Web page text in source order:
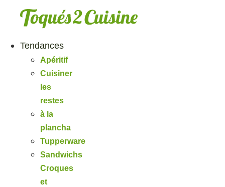
Tendances
Apéritif
Cuisiner
les
restes
à la
plancha
Tupperware
Sandwichs
Croques
et